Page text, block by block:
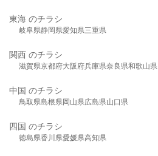
東海 のチラシ
岐阜県静岡県愛知県三重県
関西 のチラシ
滋賀県京都府大阪府兵庫県奈良県和歌山県
中国 のチラシ
鳥取県島根県岡山県広島県山口県
四国 のチラシ
徳島県香川県愛媛県高知県